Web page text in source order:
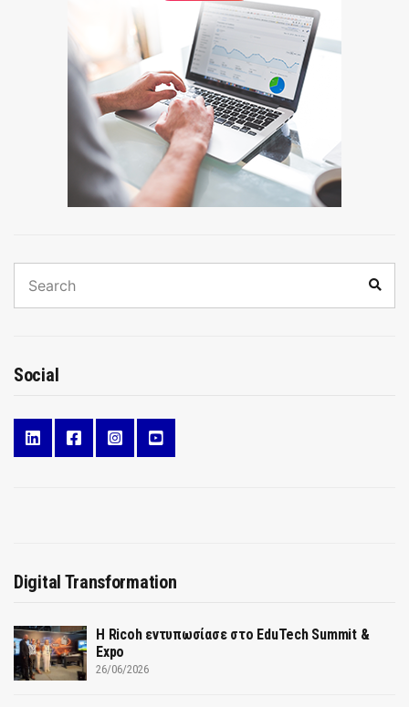
for:
Social
Digital Transformation
Η Ricoh εντυπωσίασε στο EduTech Summit &
Expo
26/06/2026